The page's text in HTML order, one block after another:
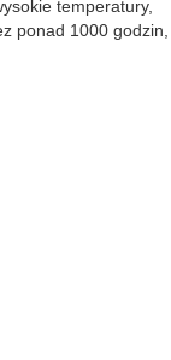
temperatury,
ponad 1000 godzin,